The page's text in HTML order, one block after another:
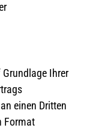
Ihrer
einen Dritten
Format